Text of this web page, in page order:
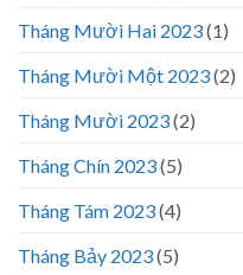
Tháng Mười Hai 2023(1)
Tháng Mười Một 2023(2)
Tháng Mười 2023(2)
Tháng Chín 2023(5)
Tháng Tám 2023(4)
Tháng Bảy 2023(5)